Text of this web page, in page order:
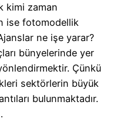
kimi zaman
ise fotomodellik
ne işe yarar?
bünyelerinde yer
Çünkü
sektörlerin büyük
bulunmaktadır.